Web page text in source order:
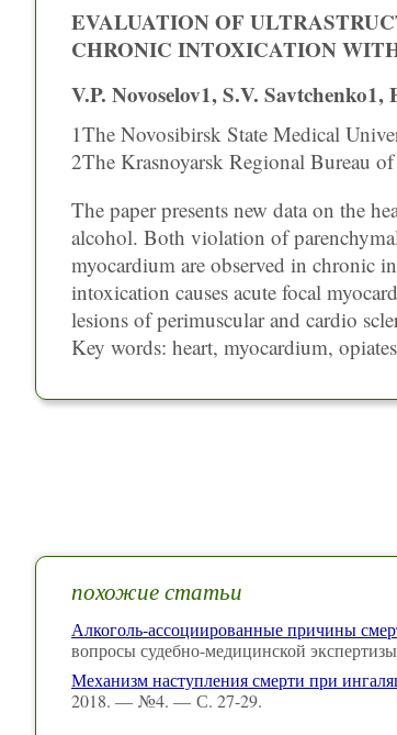
EVALUATION OF
CHRONIC INTOXICATION
V.P. Novoselov1, S.V.
1The Novosibirsk State Medical
2The Krasnoyarsk Regional Bureau
The paper presents new data on the
alcohol. Both violation of
myocardium are observed in chronic
intoxication causes acute focal
lesions of perimuscular and cardio
Key words: heart, myocardium,
похожие статьи
Алкоголь-ассоциированные причины
вопросы судебно-медицинской
Механизм наступления смерти при
2018. — №4. — С. 27-29.